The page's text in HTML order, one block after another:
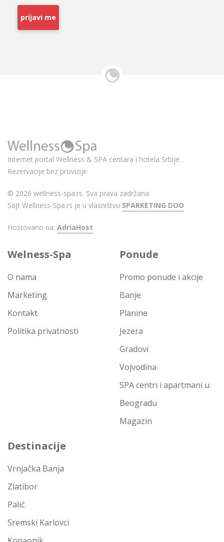
prijavi me
Internet portal Wellness & SPA centara i hotela Srbije.
Rezervacije bez provizije
© 2026 wellness-spa.rs. Sva prava zadržana.
Sajt Wellness-Spa.rs je u vlasništvu SPARKETING DOO
Hostovano na: AdriaHost
Welness-Spa
O nama
Marketing
Kontakt
Politika privatnosti
Ponude
Promo ponude i akcije
Banje
Planine
Jezera
Gradovi
Vojvodina
SPA centri i apartmani u
Beogradu
Magazin
Destinacije
Vrnjačka Banja
Zlatibor
Palić
Sremski Karlovci